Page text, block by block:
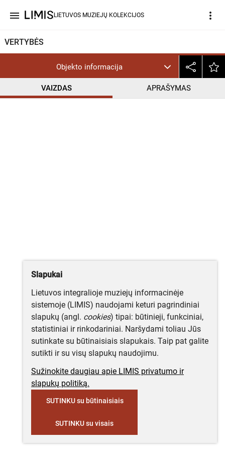
menu LIETUVOS MUZIEJŲ KOLEKCIJOS more_vert
VERTYBĖS
Objekto informacija
VAIZDAS APRAŠYMAS
Slapukai
Lietuvos integralioje muziejų informacinėje
sistemoje (LIMIS) naudojami keturi pagrindiniai
slapukų (angl. cookies) tipai: būtinieji, funkciniai,
statistiniai ir rinkodariniai. Naršydami toliau Jūs
sutinkate su būtinaisiais slapukais. Taip pat galite
sutikti ir su visų slapukų naudojimu.
Sužinokite daugiau apie LIMIS privatumo ir
slapukų politiką.
SUTINKU su būtinaisiais
SUTINKU su visais